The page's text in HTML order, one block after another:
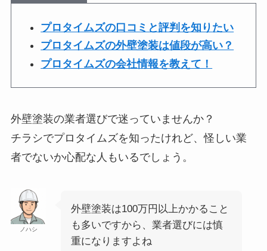
プロタイムズの口コミと評判を知りたい
プロタイムズの外壁塗装は値段が高い？
プロタイムズの会社情報を教えて！
外壁塗装の業者選びで迷っていませんか？
チラシでプロタイムズを知ったけれど、怪しい業
者でないか心配な人もいるでしょう。
ノハシ
外壁塗装は100万円以上かかること
も多いですから、業者選びには慎
重になりますよね